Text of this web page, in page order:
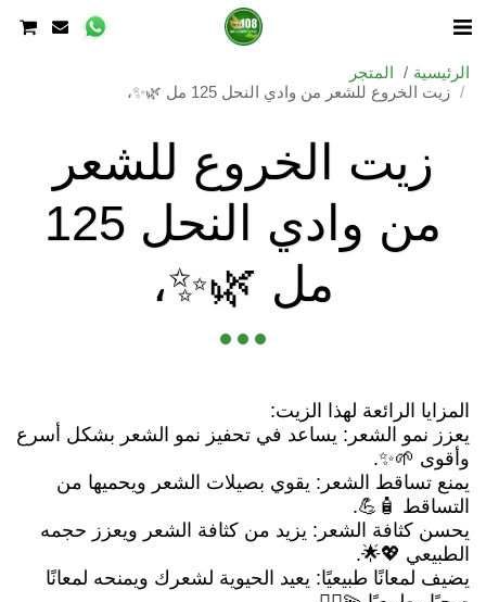
الرئيسية
المتجر
زيت الخروع للشعر من وادي النحل 125 مل 🌿✨،
زيت الخروع للشعر
من وادي النحل 125
مل 🌿✨،
يعزز نمو الشعر: يساعد في تحفيز نمو الشعر بشكل أسرع
يمنع تساقط الشعر: يقوي بصيلات الشعر ويحميها من
يحسن كثافة الشعر: يزيد من كثافة الشعر ويعزز حجمه
يضيف لمعانًا طبيعيًا: يعيد الحيوية لشعرك ويمنحه لمعانًا